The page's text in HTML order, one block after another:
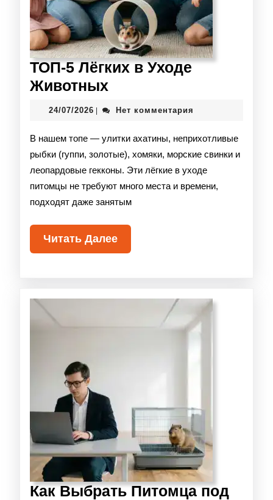
ТОП-5 Лёгких в Уходе
Животных
24/07/2026 Нет комментария
В нашем топе — улитки ахатины, неприхотливые
рыбки (гуппи, золотые), хомяки, морские свинки и
леопардовые гекконы. Эти лёгкие в уходе
питомцы не требуют много места и времени,
подходят даже занятым
Читать Далее
Как Выбрать Питомца под